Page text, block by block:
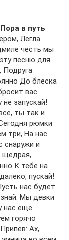
в путь
Легла
честь мы
песню для
Подруга
До блеска
вас
запускай!
ты так и
рюмки
три, На нас
снаружи и
щедрая,
К тебе на
пускай!
нас будет
Мы девки
нас еще
горячо
Ах,